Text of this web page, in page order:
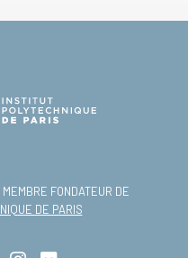
FONDATEUR DE
DE PARIS